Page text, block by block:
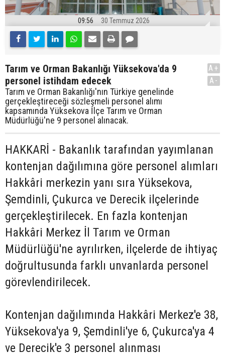
09:56 30 Temmuz 2026
Tarım ve Orman Bakanlığı Yüksekova'da 9
personel istihdam edecek
Tarım ve Orman Bakanlığı'nın Türkiye genelinde
gerçekleştireceği sözleşmeli personel alımı
kapsamında Yüksekova İlçe Tarım ve Orman
Müdürlüğü'ne 9 personel alınacak.
A+
A-
HAKKARİ - Bakanlık tarafından yayımlanan
kontenjan dağılımına göre personel alımları
Hakkâri merkezin yanı sıra Yüksekova,
Şemdinli, Çukurca ve Derecik ilçelerinde
gerçekleştirilecek. En fazla kontenjan
Hakkâri Merkez İl Tarım ve Orman
Müdürlüğü'ne ayrılırken, ilçelerde de ihtiyaç
doğrultusunda farklı unvanlarda personel
görevlendirilecek.
Kontenjan dağılımında Hakkâri Merkez'e 38,
Yüksekova'ya 9, Şemdinli'ye 6, Çukurca'ya 4
ve Derecik'e 3 personel alınması